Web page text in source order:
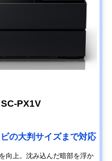
PX1V
の大判サイズまで対応
向上。沈み込んだ暗部を浮か